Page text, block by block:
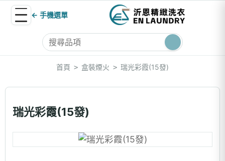
← 手機選單
首頁 > 盒裝煙火 > 瑞光彩霞(15發)
瑞光彩霞(15發)